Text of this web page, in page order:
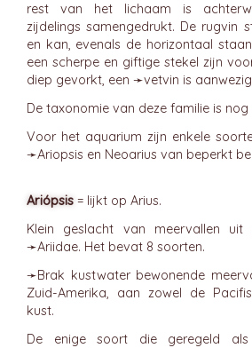
rest van het lichaam is
zijdelings samengedrukt. De rugvin
en kan, evenals de horizontaal
een scherpe en giftige stekel zijn
diep gevorkt, een ➛vetvin is
De taxonomie van deze familie is
Voor het aquarium zijn enkele
➛Ariopsis en Neoarius van beperkt
Ariópsis = lijkt op Arius.
Klein geslacht van meervallen
➛Ariidae. Het bevat 8 soorten.
➛Brak kustwater bewonende
Zuid-Amerika, aan zowel de
kust.
De enige soort die geregeld